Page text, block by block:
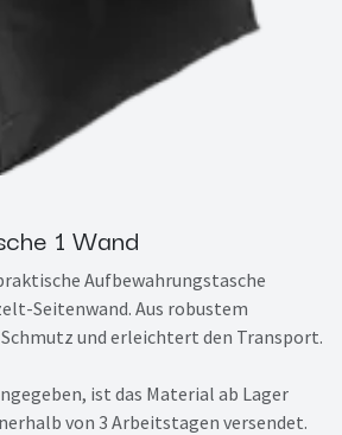
1 Wand
Aufbewahrungstasche
Seitenwand. Aus robustem
und erleichtert den Transport.
ist das Material ab Lager
von 3 Arbeitstagen versendet.